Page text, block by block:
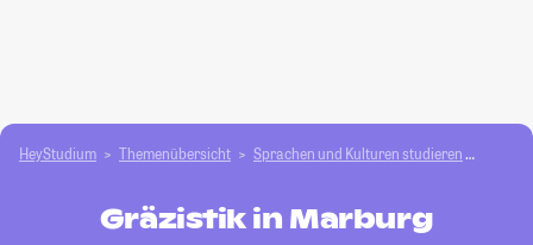
HeyStudium Themenübersicht Sprachen und Kulturen studieren
Gräzistik in Marburg